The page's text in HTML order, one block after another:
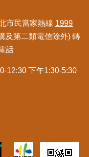
市民當家熱線 1999
及第二類電信除外) 轉
話
12:30 下午1:30-5:30